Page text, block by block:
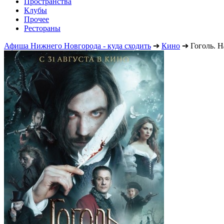
Клубы
Прочее
Рестораны
Афиша Нижнего Новгорода - куда сходить ➔ Кино ➔ Гоголь.